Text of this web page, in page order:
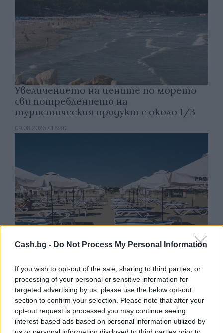
Cash.bg - Do Not Process My Personal Information
If you wish to opt-out of the sale, sharing to third parties, or
processing of your personal or sensitive information for
targeted advertising by us, please use the below opt-out
section to confirm your selection. Please note that after your
opt-out request is processed you may continue seeing
interest-based ads based on personal information utilized by
us or personal information disclosed to third parties prior to
Увеличението на цените по морето
сви потреблението на
туристическия продукт с около 1/3
09.08.2026 / 18:30
Потребителят има право сам да
избере кои плажни принадлежности да
наеме
09.08.2026 / 18:00